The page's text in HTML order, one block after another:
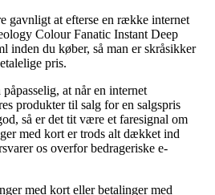
gavnligt at efterse en række internet
Colour Fanatic Instant Deep
inden du køber, så man er skråsikker
pris.
at når en internet
produkter til salg for en salgspris
så er det tit være et faresignal om
med kort er trods alt dækket ind
os overfor bedrageriske e-
med kort eller betalinger med